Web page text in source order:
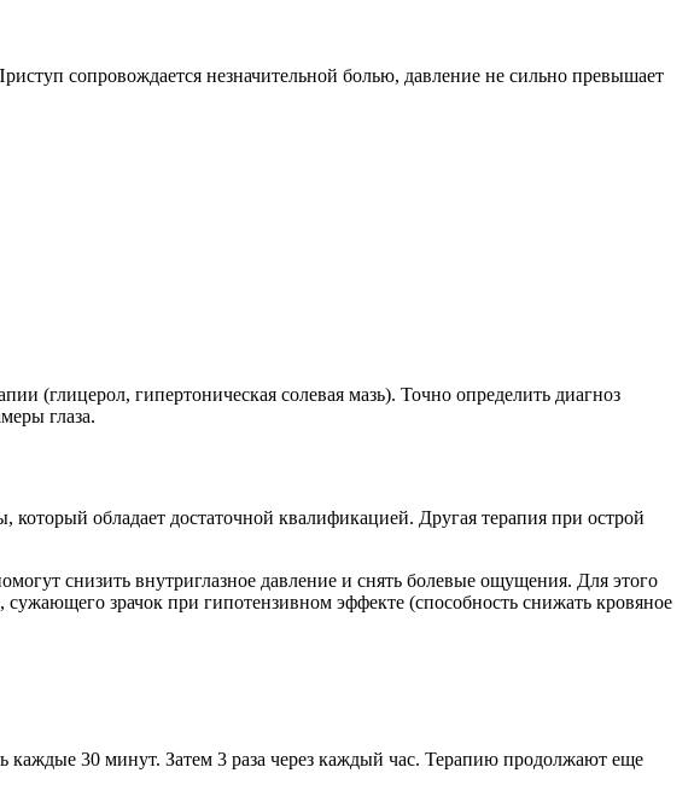
сопровождается незначительной болью, давление не сильно превышает
(глицерол, гипертоническая солевая мазь). Точно определить диагноз
глаза.
обладает достаточной квалификацией. Другая терапия при острой
снизить внутриглазное давление и снять болевые ощущения. Для этого
зрачок при гипотензивном эффекте (способность снижать кровяное
30 минут. Затем 3 раза через каждый час. Терапию продолжают еще